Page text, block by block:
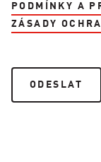
PODMÍNKY A
ZÁSADY